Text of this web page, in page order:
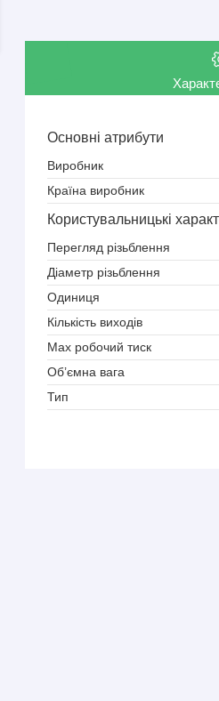
Основні атрибути
Виробник
Країна виробник
Користувальницькі
Перегляд різьблення
Діаметр різьблення
Одиниця
Кількість виходів
Мах робочий тиск
Об’ємна вага
Тип